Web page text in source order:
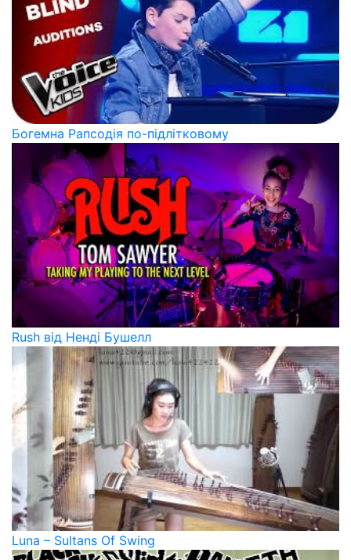
Богемна Рапсодія по-підлітковому
Rush від Ненді Бушелл
Luna – Sultans Of Swing